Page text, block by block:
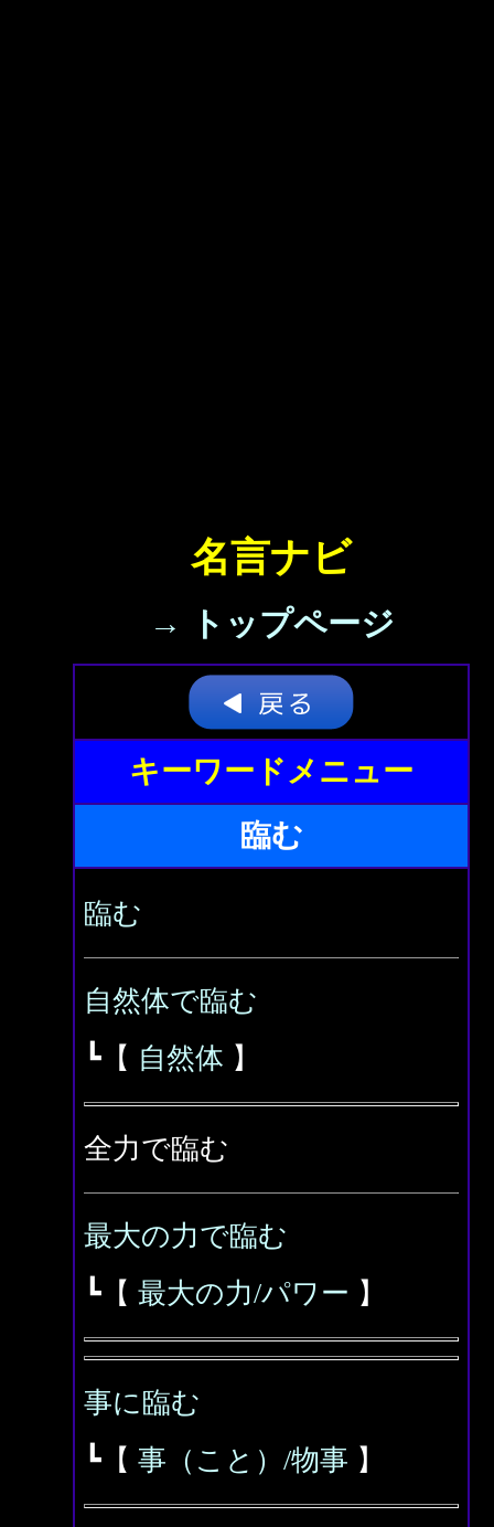
名言ナビ
→ トップページ
キーワードメニュー
臨む
臨む
自然体で臨む
┗【 自然体 】
全力で臨む
最大の力で臨む
┗【 最大の力/パワー 】
事に臨む
┗【 事（こと）/物事 】